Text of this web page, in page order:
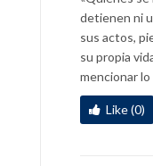
detienen ni
sus actos,
su propia
mencionar
Like (0)